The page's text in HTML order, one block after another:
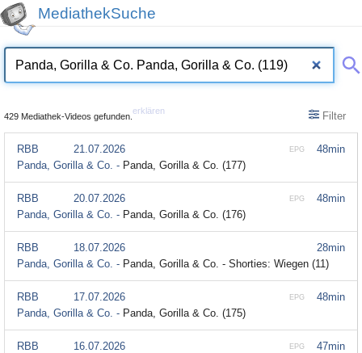
MediathekSuche
429 Mediathek-Videos gefunden.
erklären Filter
48min
EPG
RBB
21.07.2026
Panda, Gorilla & Co. - Panda, Gorilla & Co. (177)
48min
EPG
RBB
20.07.2026
Panda, Gorilla & Co. - Panda, Gorilla & Co. (176)
28min
RBB
18.07.2026
Panda, Gorilla & Co. - Panda, Gorilla & Co. - Shorties: Wiegen (11)
48min
EPG
RBB
17.07.2026
Panda, Gorilla & Co. - Panda, Gorilla & Co. (175)
47min
EPG
RBB
16.07.2026